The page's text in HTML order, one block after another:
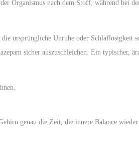
Organismus nach dem Stoff, während bei
die ursprüngliche Unruhe oder Schlaflosigkeit
sicher auszuschleichen. Ein typischer,
genau die Zeit, die innere Balance